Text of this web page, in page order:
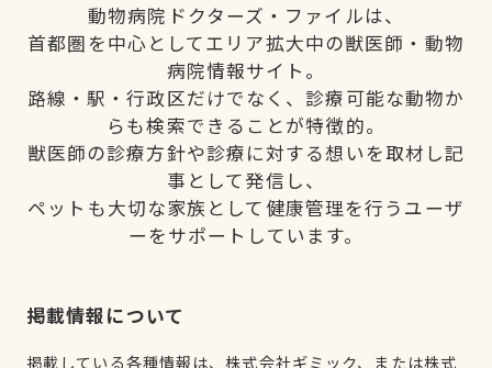
動物病院ドクターズ・ファイルは、
首都圏を中心としてエリア拡大中の獣医師・動物
病院情報サイト。
路線・駅・行政区だけでなく、診療可能な動物か
らも検索できることが特徴的。
獣医師の診療方針や診療に対する想いを取材し記
事として発信し、
ペットも大切な家族として健康管理を行うユーザ
ーをサポートしています。
掲載情報について
掲載している各種情報は、株式会社ギミック、または株式